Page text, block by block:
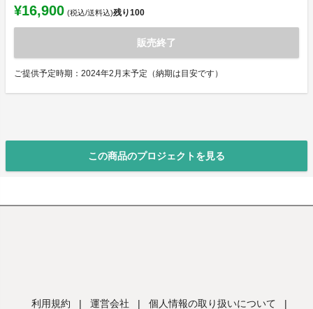
¥16,900 (税込/送料込)残り100
販売終了
ご提供予定時期：2024年2月末予定（納期は目安です）
この商品のプロジェクトを見る
利用規約 | 運営会社 | 個人情報の取り扱いについて |